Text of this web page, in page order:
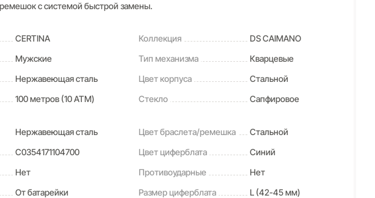
с системой быстрой замены.
CERTINA Коллекция
DS CAIMANO
Мужские Тип механизма
Кварцевые
Нержавеющая сталь Цвет корпуса
Стальной
100 метров (10 ATM) Стекло
Сапфировое
Нержавеющая сталь Цвет браслета/ремешка
Стальной
C0354171104700 Цвет циферблата
Синий
Нет Противоударные
Нет
От батарейки Размер циферблата
L (42-45 мм)